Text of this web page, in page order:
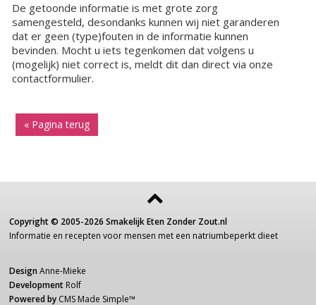
De getoonde informatie is met grote zorg
samengesteld, desondanks kunnen wij niet garanderen
dat er geen (type)fouten in de informatie kunnen
bevinden. Mocht u iets tegenkomen dat volgens u
(mogelijk) niet correct is, meldt dit dan direct via onze
contactformulier.
« Pagina terug
Copyright © 2005-2026 Smakelijk Eten Zonder Zout.nl
Informatie en recepten voor mensen met een natriumbeperkt dieet
Design Anne-Mieke
Development Rolf
Powered by CMS Made Simple™